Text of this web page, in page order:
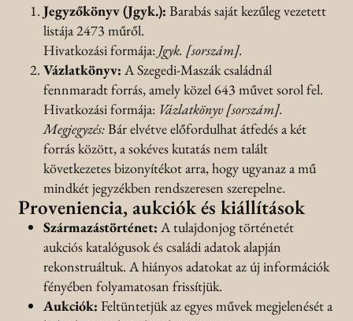
Jegyzőkönyv (Jgyk.): Barabás saját kezűleg vezetett
listája 2473 műről.
Hivatkozási formája: Jgyk. [sorszám].
Vázlatkönyv: A Szegedi-Maszák családnál
fennmaradt forrás, amely közel 643 művet sorol fel.
Hivatkozási formája: Vázlatkönyv [sorszám].
Megjegyzés:Bár elvétve előfordulhat átfedés a két
forrás között, a sokéves kutatás nem talált
következetes bizonyítékot arra, hogy ugyanaz a mű
mindkét jegyzékben rendszeresen szerepelne.
Proveniencia, aukciók és kiállítások
Származástörténet: A tulajdonjog történetét
aukciós katalógusok és családi adatok alapján
rekonstruáltuk. A hiányos adatokat az új információk
fényében folyamatosan frissítjük.
Aukciók: Feltüntetjük az egyes művek megjelenését a